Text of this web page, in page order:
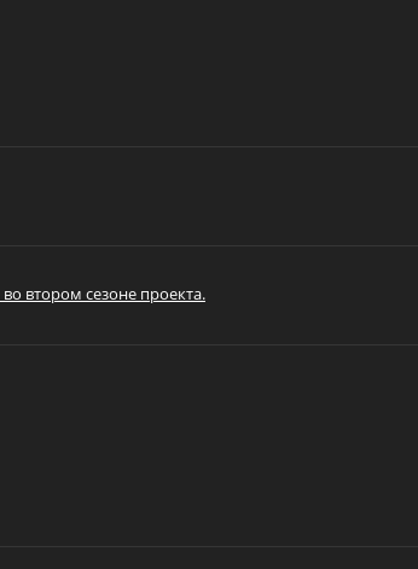
втором сезоне проекта.